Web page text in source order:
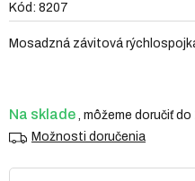
Kód: 8207
Na sklade
Možnosti doručenia
Mosadzná závitová
0,0
5